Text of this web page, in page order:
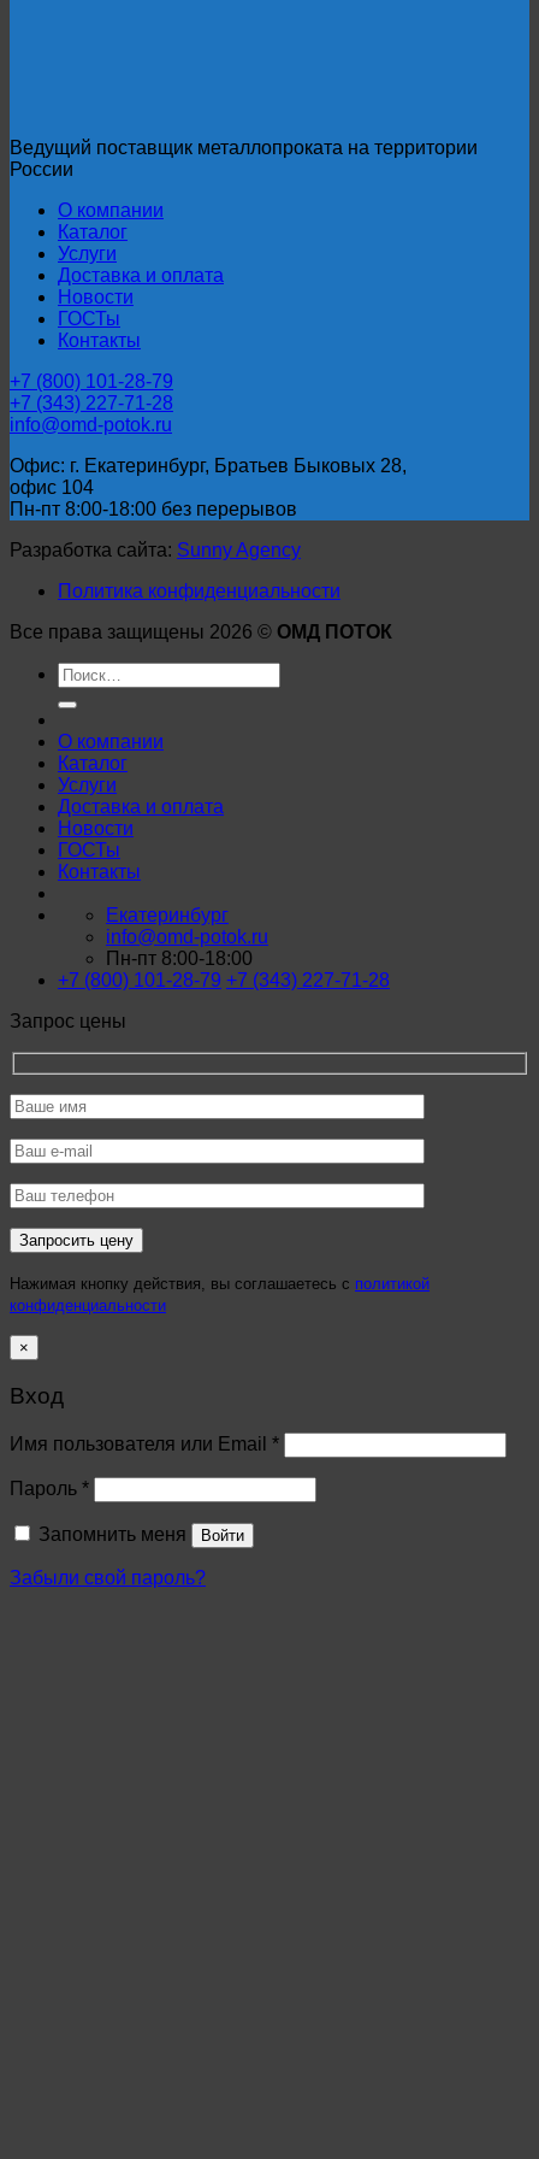
Ведущий поставщик металлопроката на территории
России
О компании
Каталог
Услуги
Доставка и оплата
Новости
ГОСТы
Контакты
+7 (800) 101-28-79
+7 (343) 227-71-28
info@omd-potok.ru
Офис: г. Екатеринбург, Братьев Быковых 28,
офис 104
Пн-пт 8:00-18:00 без перерывов
Разработка сайта: Sunny Agency
Политика конфиденциальности
Все права защищены 2026 © ОМД ПОТОК
Искать:
О компании
Каталог
Услуги
Доставка и оплата
Новости
ГОСТы
Контакты
Екатеринбург
info@omd-potok.ru
Пн-пт 8:00-18:00
+7 (800) 101-28-79 +7 (343) 227-71-28
Запрос цены
Нажимая кнопку действия, вы соглашаетесь с политикой
конфиденциальности
×
Вход
Имя пользователя или Email *
Пароль *
Запомнить меня Войти
Забыли свой пароль?